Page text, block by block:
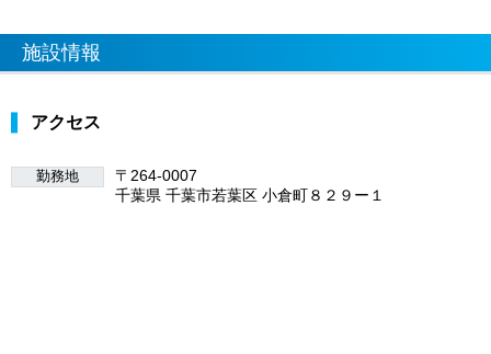
施設情報
アクセス
勤務地
〒264-0007
千葉県 千葉市若葉区 小倉町８２９ー１